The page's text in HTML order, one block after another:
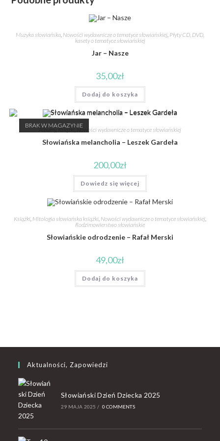
Muzyka słowiańska Nowości wydawnicze o tematyce słowiańskiej Płyty CD, DVD,
kasety o tematyce słowiańskiej
Jar – Nasze
35,00zł
Dodaj do koszyka
BRAK W MAGAZYNIE
Albumy ,Książki Nowości wydawnicze o tematyce słowiańskiej
Słowiańska melancholia – Leszek Gardeła
200,00zł
Dowiedz się więcej
Książki Mitologia słowiańska książki Nowości wydawnicze o tematyce słowiańskiej
Rodzimowierstwo słowiańskie
Słowiańskie odrodzenie – Rafał Merski
49,00zł
Dodaj do koszyka
Aktualności, Zapowiedzi
Słowiański Dzień Dziecka 2025
29 MAJA 2025 / 0 COMMENTS